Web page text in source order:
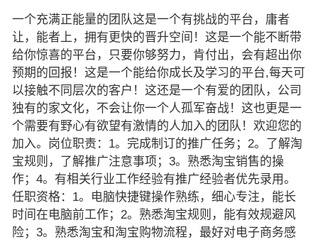
一个充满正能量的团队这是一个有挑战的平台，庸者
让，能者上，拥有更快的晋升空间！这是一个能不断带
给你惊喜的平台，只要你够努力，肯付出，会有超出你
预期的回报！这是一个能给你成长及学习的平台,每天可
以接触不同层次的客户！这还是一个有爱的团队，公司
独有的家文化，不会让你一个人孤军奋战！这也更是一
个需要有野心有欲望有激情的人加入的团队！欢迎您的
加入。岗位职责：1。完成制订的推广任务；2。了解淘
宝规则，了解推广注意事项；3。熟悉淘宝销售的操
作；4。有相关行业工作经验有推广经验者优先录用。
任职资格：1。电脑快捷键操作熟练，细心专注，能长
时间在电脑前工作；2。熟悉淘宝规则，能有效规避风
险；3。熟悉淘宝和淘宝购物流程，最好对电子商务感